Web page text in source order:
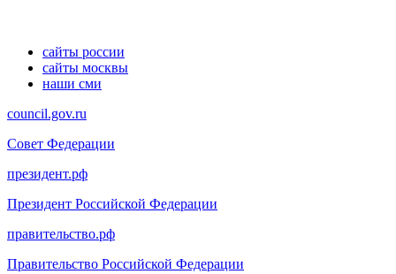
сайты россии
сайты москвы
наши сми
council.gov.ru
Совет Федерации
президент.рф
Президент Российской Федерации
правительство.рф
Правительство Российской Федерации